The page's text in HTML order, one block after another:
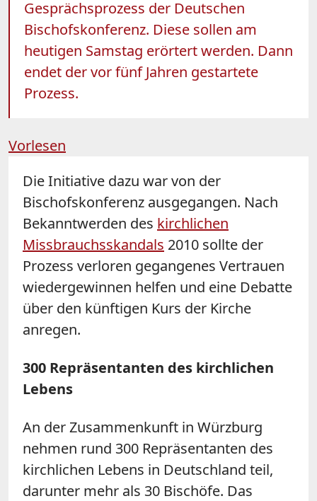
Gesprächsprozess der Deutschen
Bischofskonferenz. Diese sollen am
heutigen Samstag erörtert werden. Dann
endet der vor fünf Jahren gestartete
Prozess.
Vorlesen
Die Initiative dazu war von der
Bischofskonferenz ausgegangen. Nach
Bekanntwerden des kirchlichen
Missbrauchsskandals 2010 sollte der
Prozess verloren gegangenes Vertrauen
wiedergewinnen helfen und eine Debatte
über den künftigen Kurs der Kirche
anregen.
300 Repräsentanten des kirchlichen
Lebens
An der Zusammenkunft in Würzburg
nehmen rund 300 Repräsentanten des
kirchlichen Lebens in Deutschland teil,
darunter mehr als 30 Bischöfe. Das